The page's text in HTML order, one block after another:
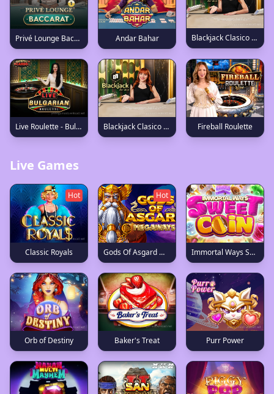
Privé Lounge Baccarat 1 Andar Bahar Blackjack Clasico en Español 16
Live Roulette - Bulgarian Blackjack Clasico en Español 35 Fireball Roulette
Live Games
Classic Royals
Hot
Gods Of Asgard Megaways
Hot
Immortal Ways Sweet Coin
Orb of Destiny Baker's Treat Purr Power